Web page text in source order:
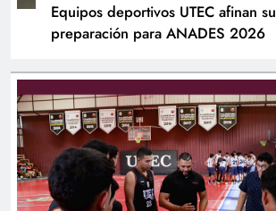
Equipos deportivos UTEC afinan su
preparación para ANADES 2026